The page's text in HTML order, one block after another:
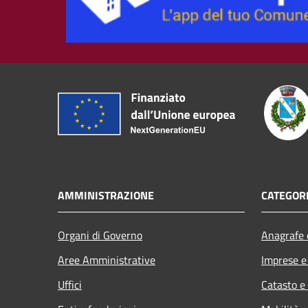
AMMINISTRAZIONE
Organi di Governo
Aree Amministrative
Uffici
Imprese
Catasto